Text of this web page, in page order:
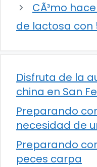
CÃ³mo
de lactosa con
Disfruta de la
china en San
Preparando
necesidad de
Preparando
peces carpa